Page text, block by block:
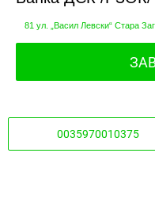
81 ул. „Васил Левски“ Стара
0035970010375